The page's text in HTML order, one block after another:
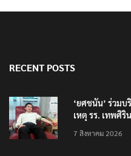
RECENT POSTS
‘ยศชนัน’ ร่วมบ
เหตุ รร. เทพศิ
7 สิงหาคม 2026